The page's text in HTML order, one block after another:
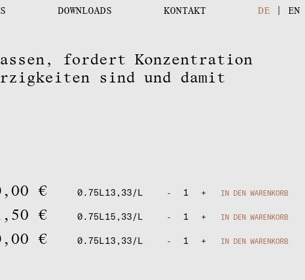
DOWNLOADS KONTAKT DE EN
fordert Konzentration
sind und damit
€ 0.75L13,33/L - 1 + IN DEN WARENKORB
€ 0.75L15,33/L - 1 + IN DEN WARENKORB
€ 0.75L13,33/L - 1 + IN DEN WARENKORB